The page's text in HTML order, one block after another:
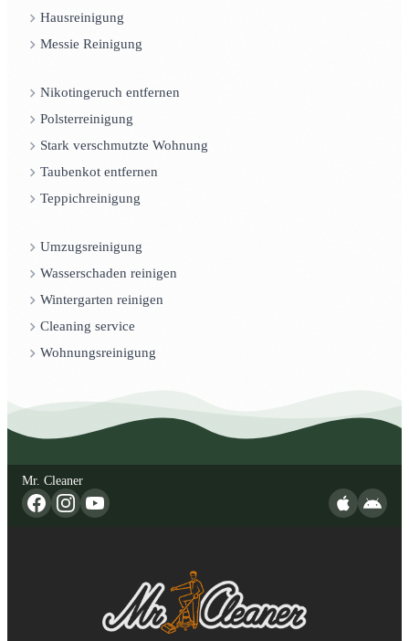
Hausreinigung
Messie Reinigung
Nikotingeruch entfernen
Polsterreinigung
Stark verschmutzte Wohnung
Taubenkot entfernen
Teppichreinigung
Umzugsreinigung
Wasserschaden reinigen
Wintergarten reinigen
Cleaning service
Wohnungsreinigung
Mr. Cleaner